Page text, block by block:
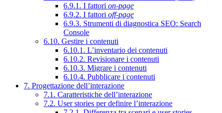
6.9.1. I fattori on-page
6.9.2. I fattori off-page
6.9.3. Strumenti di diagnostica SEO: Search
Console
6.10. Gestire i contenuti
6.10.1. L’inventario dei contenuti
6.10.2. Revisionare i contenuti
6.10.3. Migrare i contenuti
6.10.4. Pubblicare i contenuti
7. Progettazione dell’interazione
7.1. Caratteristiche dell’interazione
7.2. User stories per definire l’interazione